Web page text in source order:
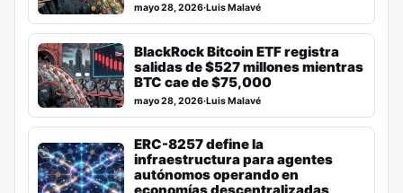
mayo 28, 2026·Luis Malavé
BlackRock Bitcoin ETF registra
salidas de $527 millones mientras
BTC cae de $75,000
mayo 28, 2026·Luis Malavé
ERC-8257 define la
infraestructura para agentes
autónomos operando en